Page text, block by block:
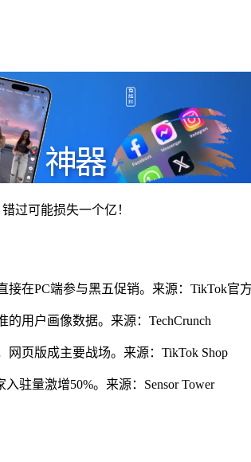
过可能损失一个亿！
在PC端参与黑五促销。来源：TikTok官
用户画像数据。来源：TechCrunch
页版成主要战场。来源：TikTok Shop
驻量激增50%。来源：Sensor Tower